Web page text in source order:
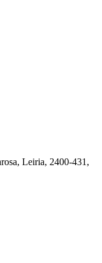
Leiria, 2400-431,